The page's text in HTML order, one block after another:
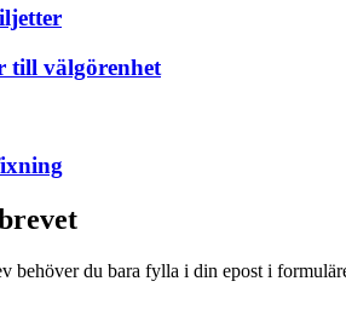
till välgörenhet
behöver du bara fylla i din epost i